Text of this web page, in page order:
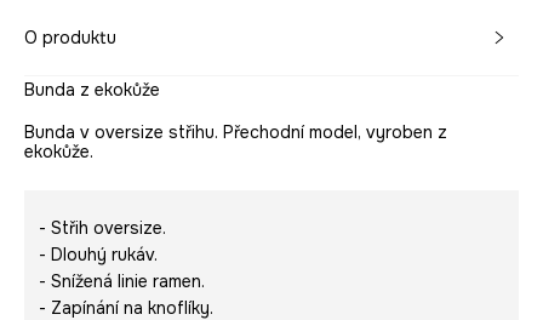
O produktu
Bunda z ekokůže
Bunda v oversize střihu. Přechodní model, vyroben z
ekokůže.
- Střih oversize.
- Dlouhý rukáv.
- Snížená linie ramen.
- Zapínání na knoflíky.